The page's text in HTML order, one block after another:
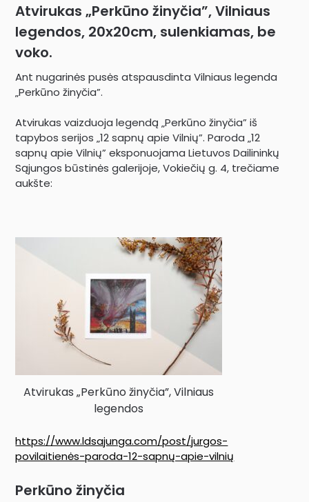
Atvirukas „Perkūno žinyčia”, Vilniaus
legendos, 20x20cm, sulenkiamas, be
voko.
Ant nugarinės pusės atspausdinta Vilniaus legenda
„Perkūno žinyčia”.
Atvirukas vaizduoja legendą „Perkūno žinyčia” iš
tapybos serijos „12 sapnų apie Vilnių”. Paroda „12
sapnų apie Vilnių” eksponuojama Lietuvos Dailininkų
Sąjungos būstinės galerijoje, Vokiečių g. 4, trečiame
aukšte:
Atvirukas „Perkūno žinyčia”, Vilniaus
legendos
https://www.ldsajunga.com/post/jurgos-
povilaitienės-paroda-12-sapnų-apie-vilnių
Perkūno žinyčia